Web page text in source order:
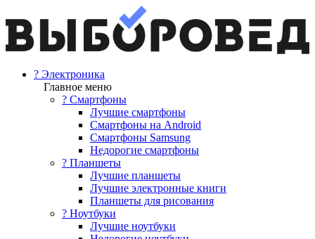
? Электроника
Главное меню
? Смартфоны
Лучшие смартфоны
Смартфоны на Android
Смартфоны Samsung
Недорогие смартфоны
? Планшеты
Лучшие планшеты
Лучшие электронные книги
Планшеты для рисования
? Ноутбуки
Лучшие ноутбуки